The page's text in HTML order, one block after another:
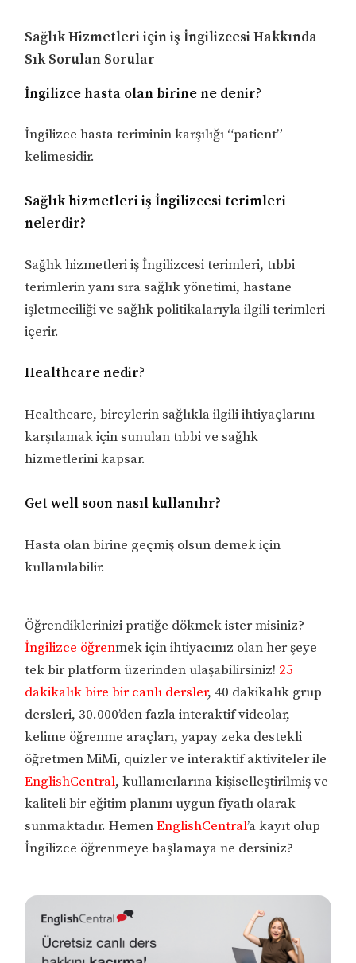
Sağlık Hizmetleri için iş İngilizcesi Hakkında
Sık Sorulan Sorular
İngilizce hasta olan birine ne denir?
İngilizce hasta teriminin karşılığı “patient”
kelimesidir.
Sağlık hizmetleri iş İngilizcesi terimleri
nelerdir?
Sağlık hizmetleri iş İngilizcesi terimleri, tıbbi
terimlerin yanı sıra sağlık yönetimi, hastane
işletmeciliği ve sağlık politikalarıyla ilgili terimleri
içerir.
Healthcare nedir?
Healthcare, bireylerin sağlıkla ilgili ihtiyaçlarını
karşılamak için sunulan tıbbi ve sağlık
hizmetlerini kapsar.
Get well soon nasıl kullanılır?
Hasta olan birine geçmiş olsun demek için
kullanılabilir.
Öğrendiklerinizi pratiğe dökmek ister misiniz?
İngilizce öğrenmek için ihtiyacınız olan her şeye
tek bir platform üzerinden ulaşabilirsiniz! 25
dakikalık bire bir canlı dersler, 40 dakikalık grup
dersleri, 30.000’den fazla interaktif videolar,
kelime öğrenme araçları, yapay zeka destekli
öğretmen MiMi, quizler ve interaktif aktiviteler ile
EnglishCentral, kullanıcılarına kişiselleştirilmiş ve
kaliteli bir eğitim planını uygun fiyatlı olarak
sunmaktadır. HemenEnglishCentral’a kayıt olup
İngilizce öğrenmeye başlamaya ne dersiniz?